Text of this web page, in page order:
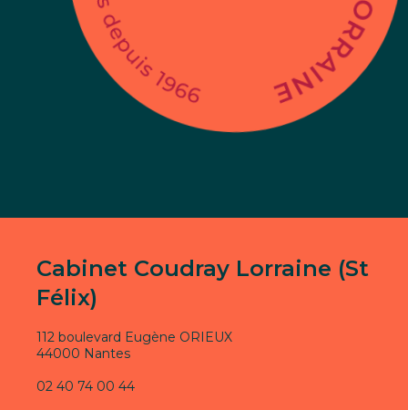
Cabinet Coudray Lorraine (St
Félix)
112 boulevard Eugène ORIEUX
44000 Nantes
02 40 74 00 44